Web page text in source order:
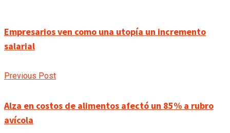
Empresarios ven como una utopía un incremento
salarial
Previous Post
Alza en costos de alimentos afectó un 85% a rubro
avícola